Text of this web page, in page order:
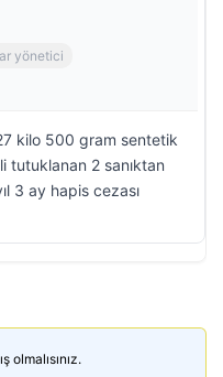
yönetici
kilo 500 gram sentetik
tutuklanan 2 sanıktan
3 ay hapis cezası
olmalısınız.